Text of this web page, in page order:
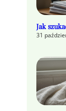
Jak
31